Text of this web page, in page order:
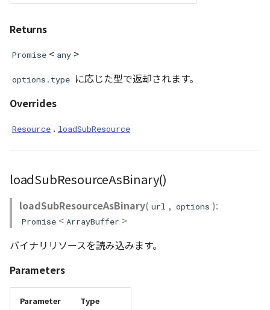
Returns
Promise < any >
options.type に応じた型で返却されます。
Overrides
Resource . loadSubResource
loadSubResourceAsBinary()
loadSubResourceAsBinary( url , options ):
Promise < ArrayBuffer >
バイナリリソースを読み込みます。
Parameters
Parameter Type